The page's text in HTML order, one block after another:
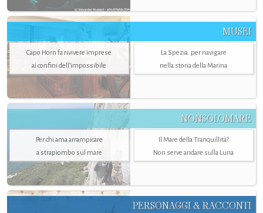
MUSEI
Capo Horn fa rivivere imprese
ai confini dell’impossibile
La Spezia. per navigare
nella storia della Marina
NONSOLOMARE
Per chi ama arrampicare
a strapiombo sul mare
Il Mare della Tranquillità?
Non serve andare sulla Luna
PERSONAGGI & RACCONTI